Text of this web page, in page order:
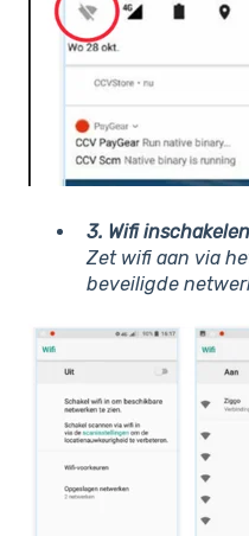
3. Wifi
Zet wifi aan via
beveiligde